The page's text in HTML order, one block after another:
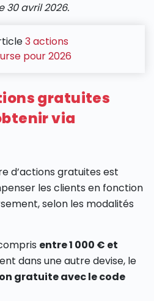
30 avril 2026.
3 actions
pour 2026
gratuites
via
d’actions gratuites est
les clients en fonction
selon les modalités
entre 1 000 € et
dans une autre devise, le
gratuite avec le code